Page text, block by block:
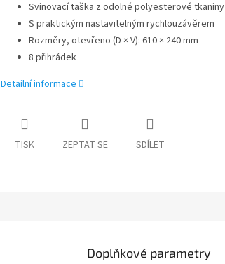
Svinovací taška z odolné polyesterové tkaniny
S praktickým nastavitelným rychlouzávěrem
Rozměry, otevřeno (D × V): 610 × 240 mm
8 přihrádek
Detailní informace
TISK ZEPTAT SE SDÍLET
Doplňkové parametry